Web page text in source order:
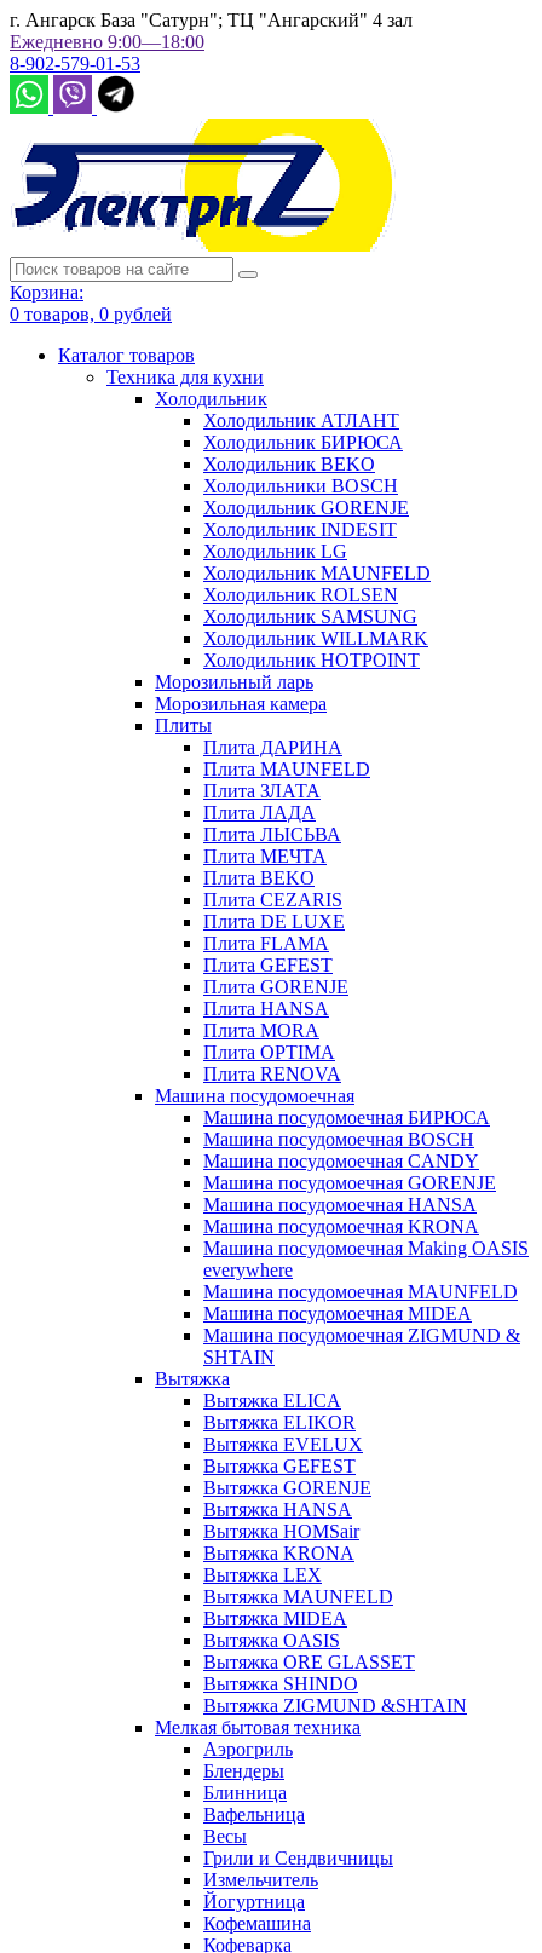
г. Ангарск База "Сатурн"; ТЦ "Ангарский" 4 зал
Ежедневно 9:00—18:00
8-902-579-01-53
Корзина:
0 товаров, 0 рублей
Каталог товаров
Техника для кухни
Холодильник
Холодильник АТЛАНТ
Холодильник БИРЮСА
Холодильник BEKO
Холодильники BOSCH
Холодильник GORENJE
Холодильник INDESIT
Холодильник LG
Холодильник MAUNFELD
Холодильник ROLSEN
Холодильник SAMSUNG
Холодильник WILLMARK
Холодильник HOTPOINT
Морозильный ларь
Морозильная камера
Плиты
Плита ДАРИНА
Плита MAUNFELD
Плита ЗЛАТА
Плита ЛАДА
Плита ЛЫСЬВА
Плита МЕЧТА
Плита BEKO
Плита CEZARIS
Плита DE LUXE
Плита FLAMA
Плита GEFEST
Плита GORENJE
Плита HANSA
Плита MORA
Плита OPTIMA
Плита RENOVA
Машина посудомоечная
Машина посудомоечная БИРЮСА
Машина посудомоечная BOSCH
Машина посудомоечная CANDY
Машина посудомоечная GORENJE
Машина посудомоечная HANSA
Машина посудомоечная KRONA
Машина посудомоечная Making OASIS
everywhere
Машина посудомоечная MAUNFELD
Машина посудомоечная MIDEA
Машина посудомоечная ZIGMUND &
SHTAIN
Вытяжка
Вытяжка ELICA
Вытяжка ELIKOR
Вытяжка EVELUX
Вытяжка GEFEST
Вытяжка GORENJE
Вытяжка HANSA
Вытяжка HOMSair
Вытяжка KRONA
Вытяжка LEX
Вытяжка MAUNFELD
Вытяжка MIDEA
Вытяжка OASIS
Вытяжка ORE GLASSET
Вытяжка SHINDO
Вытяжка ZIGMUND &SHTAIN
Мелкая бытовая техника
Аэрогриль
Блендеры
Блинница
Вафельница
Весы
Грили и Сендвичницы
Измельчитель
Йогуртница
Кофемашина
Кофеварка